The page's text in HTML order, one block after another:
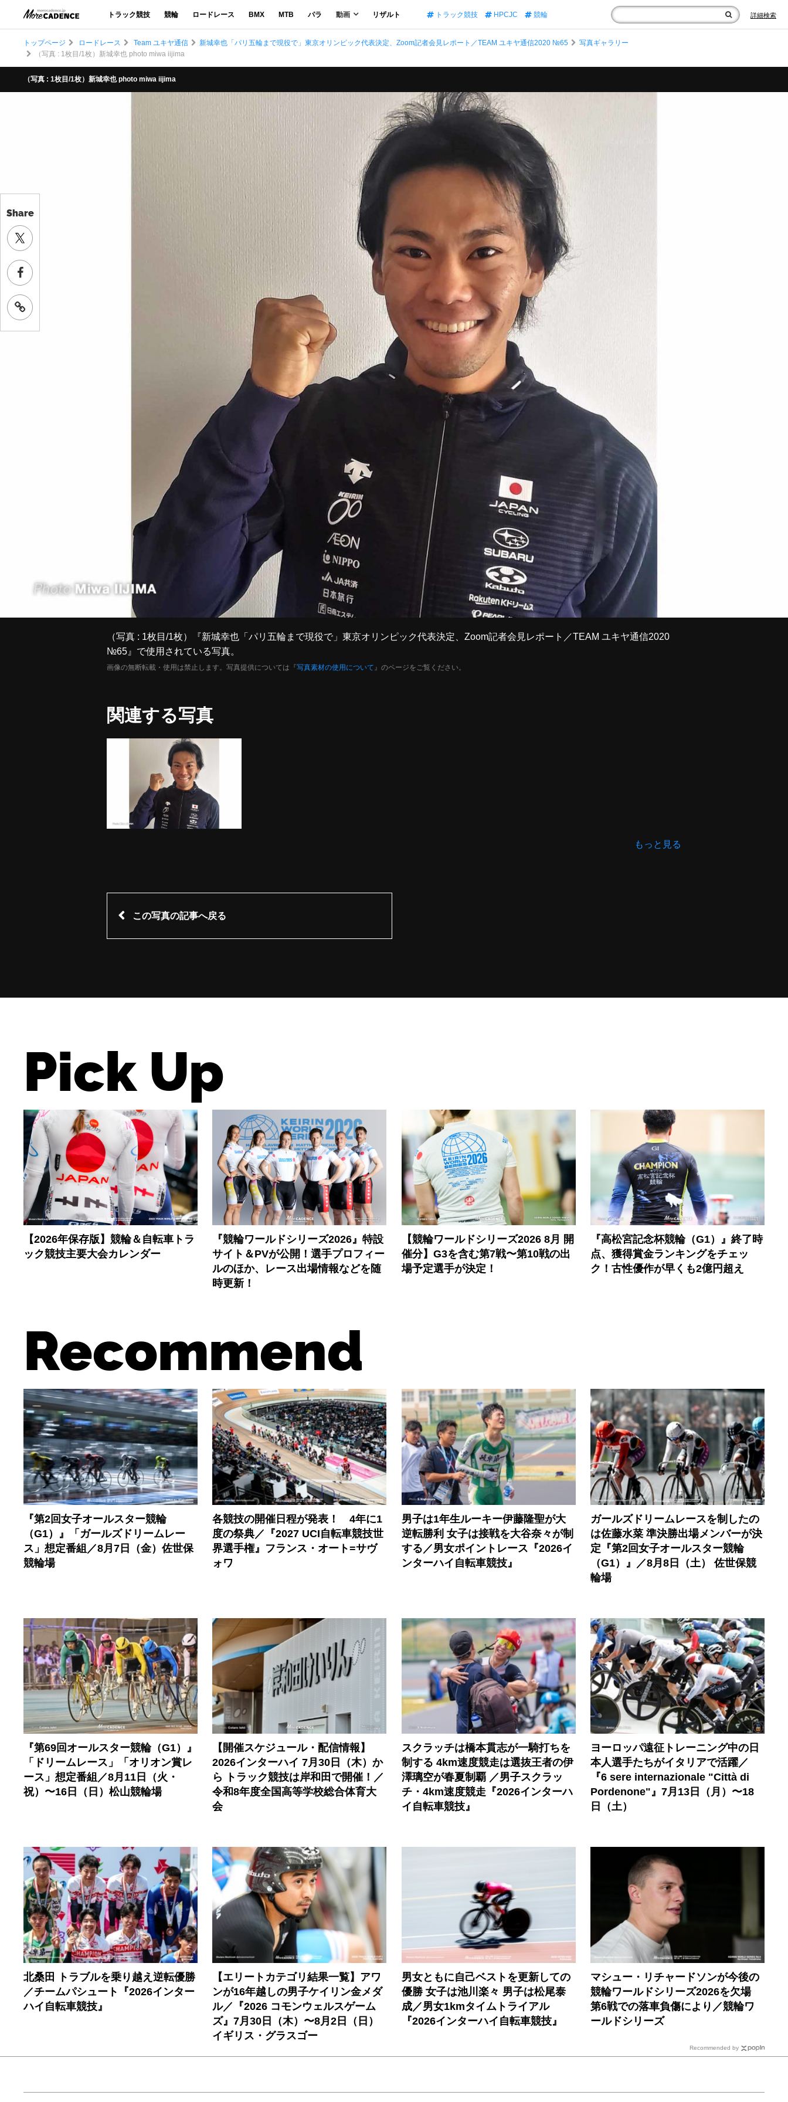
トラック競技 競輪 ロードレース BMX MTB パラ 動画 リザルト トラック競技 HPCJC 競輪 詳細検索
Share
トップページ ロードレース Team ユキヤ通信 新城幸也「パリ五輪まで現役で」東京オリンピック代表決定、Zoom記者会見レポート／TEAM ユキヤ通信2020 №65
写真ギャラリー
（写真 : 1枚目/1枚）新城幸也 photo miwa iijima
（写真 : 1枚目/1枚）新城幸也 photo miwa iijima
（写真 : 1枚目/1枚）『新城幸也「パリ五輪まで現役で」東京オリンピック代表決定、Zoom記者会見レポート／TEAM ユキヤ通信2020
№65』で使用されている写真。
画像の無断転載・使用は禁止します。写真提供については『写真素材の使用について 』のページをご覧ください。
関連する写真
もっと見る
この写真の記事へ戻る
Pick Up
【2026年保存版】競輪＆自転車トラ
ック競技主要大会カレンダー
『競輪ワールドシリーズ2026』特設
サイト＆PVが公開！選手プロフィー
ルのほか、レース出場情報などを随
時更新！
【競輪ワールドシリーズ2026 8月 開
催分】G3を含む第7戦〜第10戦の出
場予定選手が決定！
『高松宮記念杯競輪（G1）』終了時
点、獲得賞金ランキングをチェッ
ク！古性優作が早くも2億円超え
Recommend
『第2回女子オールスター競輪
（G1）』「ガールズドリームレー
ス」想定番組／8月7日（金）佐世保
競輪場
各競技の開催日程が発表！ 4年に1
度の祭典／『2027 UCI自転車競技世
界選手権』フランス・オート=サヴ
ォワ
男子は1年生ルーキー伊藤隆聖が大
逆転勝利 女子は接戦を大谷奈々が制
する／男女ポイントレース『2026イ
ンターハイ自転車競技』
ガールズドリームレースを制したの
は佐藤水菜 準決勝出場メンバーが決
定『第2回女子オールスター競輪
（G1）』／8月8日（土） 佐世保競
輪場
『第69回オールスター競輪（G1）』
「ドリームレース」「オリオン賞レ
ース」想定番組／8月11日（火・
祝）〜16日（日）松山競輪場
【開催スケジュール・配信情報】
2026インターハイ 7月30日（木）か
ら トラック競技は岸和田で開催！／
令和8年度全国高等学校総合体育大
会
スクラッチは橋本貫志が一騎打ちを
制する 4km速度競走は選抜王者の伊
澤璃空が春夏制覇 ／男子スクラッ
チ・4km速度競走『2026インターハ
イ自転車競技』
ヨーロッパ遠征トレーニング中の日
本人選手たちがイタリアで活躍／
『6 sere internazionale "Città di
Pordenone"』7月13日（月）〜18
日（土）
北桑田 トラブルを乗り越え逆転優勝
／チームパシュート『2026インター
ハイ自転車競技』
【エリートカテゴリ結果一覧】アワ
ンが16年越しの男子ケイリン金メダ
ル／『2026 コモンウェルスゲーム
ズ』7月30日（木）〜8月2日（日）
イギリス・グラスゴー
男女ともに自己ベストを更新しての
優勝 女子は池川楽々 男子は松尾泰
成／男女1kmタイムトライアル
『2026インターハイ自転車競技』
マシュー・リチャードソンが今後の
競輪ワールドシリーズ2026を欠場
第6戦での落車負傷により／競輪ワ
ールドシリーズ
Recommended by